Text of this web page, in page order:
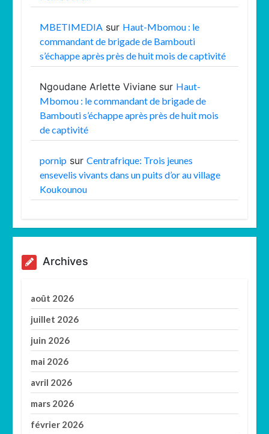
MBETIMEDIA sur Haut-Mbomou : le
commandant de brigade de Bambouti
s’échappe après près de huit mois de captivité
Ngoudane Arlette Viviane sur Haut-
Mbomou : le commandant de brigade de
Bambouti s’échappe après près de huit mois
de captivité
pornip surCentrafrique: Trois jeunes
ensevelis vivants dans un puits d’or au village
Koukounou
Archives
août 2026
juillet 2026
juin 2026
mai 2026
avril 2026
mars 2026
février 2026